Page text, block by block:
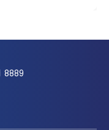
8889